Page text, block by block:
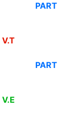
PART
V.T
PART
V.E